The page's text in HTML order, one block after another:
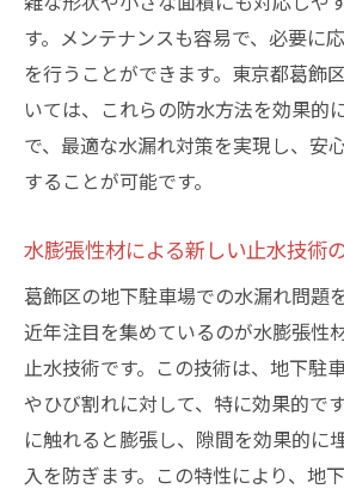
す。メンテナンスも容易で、必要に
を行うことができます。東京都葛飾
いては、これらの防水方法を効果的
で、最適な水漏れ対策を実現し、安
することが可能です。
水膨張性材による新しい止水技術
葛飾区の地下駐車場での水漏れ問題
近年注目を集めているのが水膨張性
止水技術です。この技術は、地下駐
やひび割れに対して、特に効果的で
に触れると膨張し、隙間を効果的に
入を防ぎます。この特性により、地